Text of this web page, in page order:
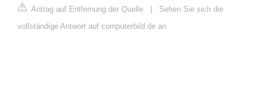
Antrag auf Entfernung der Quelle
Sehen Sie sich die
vollständige Antwort auf computerbild.de an